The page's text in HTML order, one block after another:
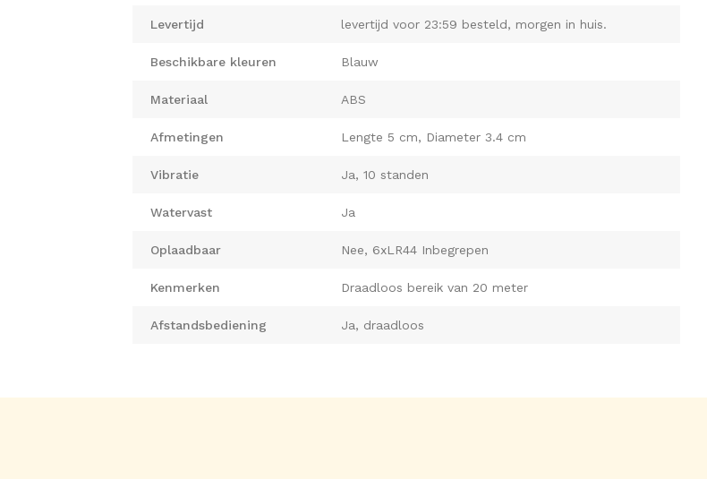
Levertijd levertijd voor 23:59 besteld, morgen in huis.
Beschikbare kleuren Blauw
Materiaal ABS
Afmetingen Lengte 5 cm, Diameter 3.4 cm
Vibratie Ja, 10 standen
Watervast Ja
Oplaadbaar Nee, 6xLR44 Inbegrepen
Kenmerken Draadloos bereik van 20 meter
Afstandsbediening Ja, draadloos